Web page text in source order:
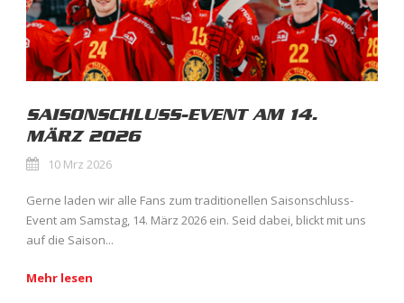
SAISONSCHLUSS-EVENT AM 14.
MÄRZ 2026
10 Mrz 2026
Gerne laden wir alle Fans zum traditionellen Saisonschluss-
Event am Samstag, 14. März 2026 ein. Seid dabei, blickt mit uns
auf die Saison...
Mehr lesen